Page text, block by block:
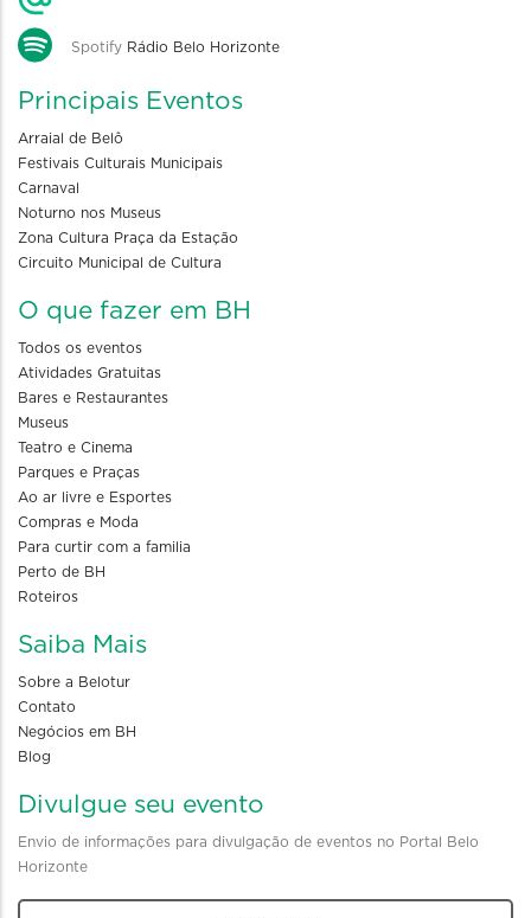
Spotify Rádio Belo Horizonte
Principais Eventos
Arraial de Belô
Festivais Culturais Municipais
Carnaval
Noturno nos Museus
Zona Cultura Praça da Estação
Circuito Municipal de Cultura
O que fazer em BH
Todos os eventos
Atividades Gratuitas
Bares e Restaurantes
Museus
Teatro e Cinema
Parques e Praças
Ao ar livre e Esportes
Compras e Moda
Para curtir com a familia
Perto de BH
Roteiros
Saiba Mais
Sobre a Belotur
Contato
Negócios em BH
Blog
Divulgue seu evento
Envio de informações para divulgação de eventos no Portal Belo
Horizonte